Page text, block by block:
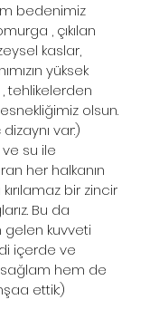
bedenimiz
, çıkılan
kaslar,
yüksek
tehlikelerden
olsun.
var:)
ve su ile
her halkanın
bir zincir
Bu da
kuvveti
içerde ve
hem de
ettik:)